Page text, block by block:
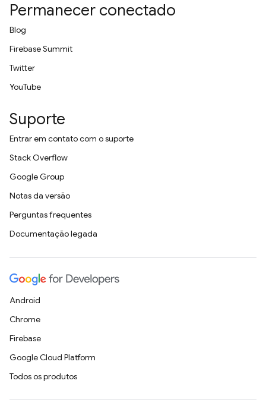
Permanecer conectado
Blog
Firebase Summit
Twitter
YouTube
Suporte
Entrar em contato com o suporte
Stack Overflow
Google Group
Notas da versão
Perguntas frequentes
Documentação legada
Android
Chrome
Firebase
Google Cloud Platform
Todos os produtos